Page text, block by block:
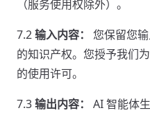
（服务使用权除外）。
7.2输入内容：
您保留您
的知识产权。您授予我们
的使用许可。
7.3输出内容：
AI 智能体